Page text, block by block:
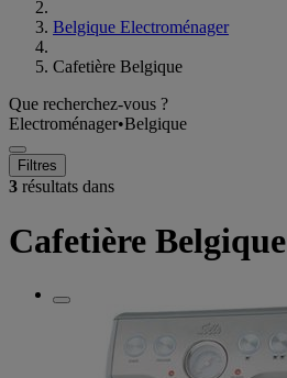
Belgique Electroménager
Cafetière Belgique
Que recherchez-vous ?
Electroménager•Belgique
Filtres
3 résultats dans
Cafetière Belgique